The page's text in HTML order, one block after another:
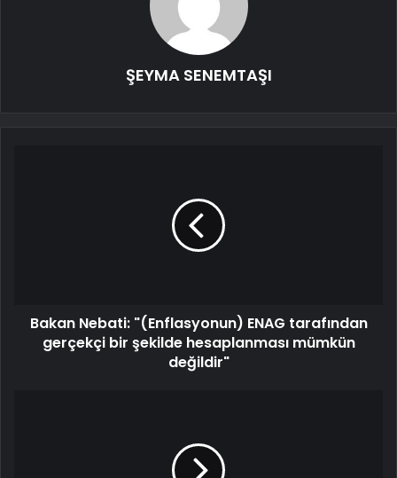
ŞEYMA SENEMTAŞI
Bakan Nebati: "(Enflasyonun) ENAG tarafından
gerçekçi bir şekilde hesaplanması mümkün
değildir"